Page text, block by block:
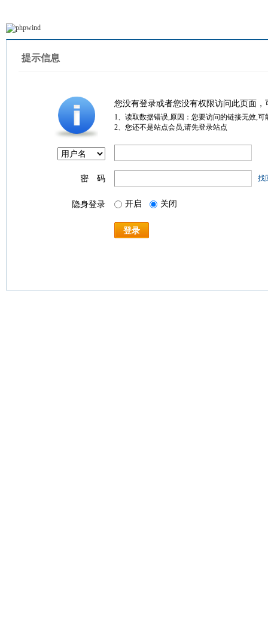
提示信息
您没有登录或者您没有权限访问此页面
1、读取数据错误,原因：您要访问的链接无效,
2、您还不是站点会员,请先登录站点
密 码 找
隐身登录 开启 关闭
登录